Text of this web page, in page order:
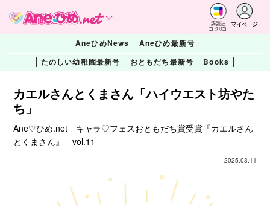
講談社
コクリコ
マイページ
AneひめNews
Aneひめ最新号
たのしい幼稚園最新号
おともだち最新号 Books
カエルさんとくまさん「ハイウエスト坊やた
ち」
Ane♡ひめ.net キャラ♡フェスおともだち賞受賞『カエルさん
とくまさん』 vol.11
2025.03.11